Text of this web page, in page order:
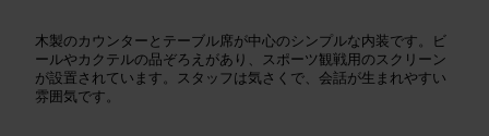
木製のカウンターとテーブル席が中心のシンプルな内装です。ビ
ールやカクテルの品ぞろえがあり、スポーツ観戦用のスクリーン
が設置されています。スタッフは気さくで、会話が生まれやすい
雰囲気です。